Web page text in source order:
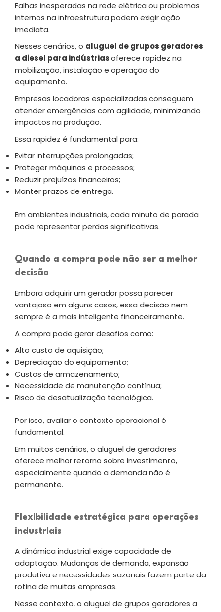
Falhas inesperadas na rede elétrica ou problemas
internos na infraestrutura podem exigir ação
imediata.
Nesses cenários, o aluguel de grupos geradores
a diesel para indústriasoferece rapidez na
mobilização, instalação e operação do
equipamento.
Empresas locadoras especializadas conseguem
atender emergências com agilidade, minimizando
impactos na produção.
Essa rapidez é fundamental para:
Evitar interrupções prolongadas;
Proteger máquinas e processos;
Reduzir prejuízos financeiros;
Manter prazos de entrega.
Em ambientes industriais, cada minuto de parada
pode representar perdas significativas.
Quando a compra pode não ser a melhor
decisão
Embora adquirir um gerador possa parecer
vantajoso em alguns casos, essa decisão nem
sempre é a mais inteligente financeiramente.
A compra pode gerar desafios como:
Alto custo de aquisição;
Depreciação do equipamento;
Custos de armazenamento;
Necessidade de manutenção contínua;
Risco de desatualização tecnológica.
Por isso, avaliar o contexto operacional é
fundamental.
Em muitos cenários, o aluguel de geradores
oferece melhor retorno sobre investimento,
especialmente quando a demanda não é
permanente.
Flexibilidade estratégica para operações
industriais
A dinâmica industrial exige capacidade de
adaptação. Mudanças de demanda, expansão
produtiva e necessidades sazonais fazem parte da
rotina de muitas empresas.
Nesse contexto, o aluguel de grupos geradores a